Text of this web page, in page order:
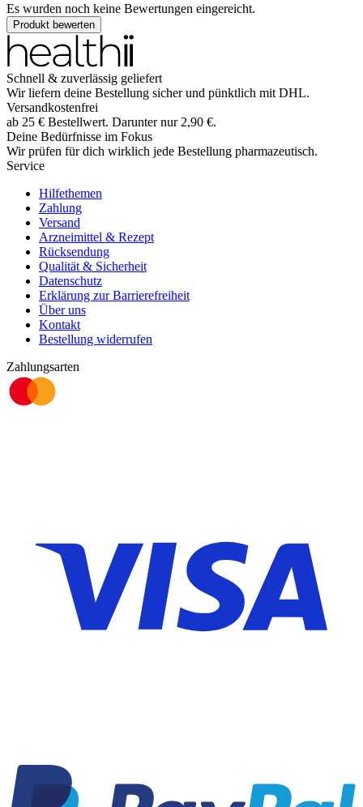
Es wurden noch keine Bewertungen eingereicht.
Produkt bewerten
Schnell & zuverlässig geliefert
Wir liefern deine Bestellung sicher und pünktlich mit DHL.
Versandkostenfrei
ab 25 € Bestellwert. Darunter nur 2,90 €.
Deine Bedürfnisse im Fokus
Wir prüfen für dich wirklich jede Bestellung pharmazeutisch.
Service
Hilfethemen
Zahlung
Versand
Arzneimittel & Rezept
Rücksendung
Qualität & Sicherheit
Datenschutz
Erklärung zur Barrierefreiheit
Über uns
Kontakt
Bestellung widerrufen
Zahlungsarten